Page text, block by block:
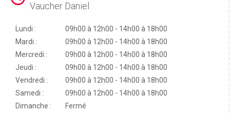
Vaucher Daniel
Lundi :
09h00 à 12h00 - 14h00 à 18h00
Mardi :
09h00 à 12h00 - 14h00 à 18h00
Mercredi :
09h00 à 12h00 - 14h00 à 18h00
Jeudi :
09h00 à 12h00 - 14h00 à 18h00
Vendredi :
09h00 à 12h00 - 14h00 à 18h00
Samedi :
09h00 à 12h00 - 14h00 à 18h00
Dimanche :
Fermé